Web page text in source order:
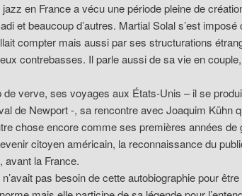
jazz en France a vécu une période pleine de
et beaucoup d’autres. Martial Solal s’est
compter mais aussi par ses structurations
contrebasses. Il parle aussi de sa vie en
de verve, ses voyages aux États-Unis – il se
de Newport -, sa rencontre avec Joaquim Kühn
chose encore comme ses premières années de
citoyen américain, la reconnaissance du
la France.
pas besoin de cette autobiographie pour